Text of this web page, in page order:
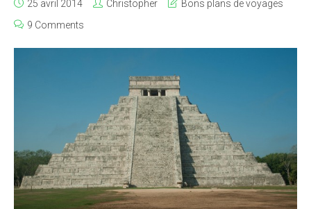
25 avril 2014 Christopher
Bons plans de voyages
9 Comments